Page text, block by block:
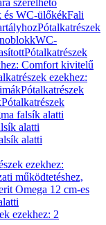
szerelhető
és WC-ülőkékFali
Pótalkatrészek
WC-
Pótalkatrészek
Comfort kivitelű
ezekhez:
Pótalkatrészek
Pótalkatrészek
falsík alatti
alatti
alatti
ezekhez:
működtetéshez,
Omega 12 cm-es
ezekhez: 2